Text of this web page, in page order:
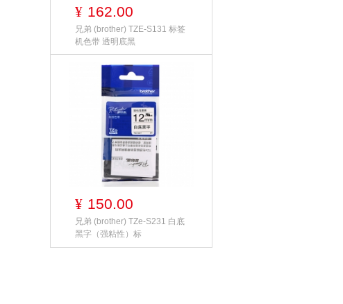
¥ 162.00
兄弟 (brother) TZE-S131 标签
机色带 透明底黑
¥ 150.00
兄弟 (brother) TZe-S231 白底
黑字（强粘性）标